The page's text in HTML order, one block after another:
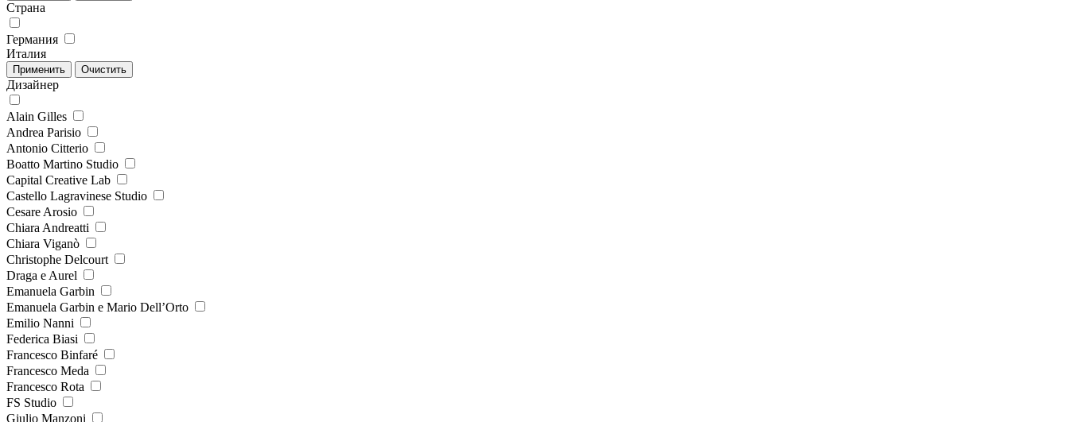
Страна
Германия
Италия
Дизайнер
Alain Gilles
Andrea Parisio
Antonio Citterio
Boatto Martino Studio
Capital Creative Lab
Castello Lagravinese Studio
Cesare Arosio
Chiara Andreatti
Chiara Viganò
Christophe Delcourt
Draga e Aurel
Emanuela Garbin
Emanuela Garbin e Mario Dell’Orto
Emilio Nanni
Federica Biasi
Francesco Binfaré
Francesco Meda
Francesco Rota
FS Studio
Giulio Manzoni